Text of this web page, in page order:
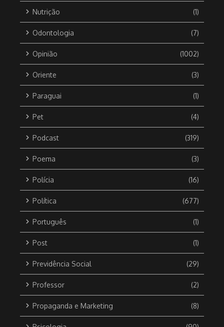
Nutrição (1)
Odontologia (7)
Opinião (1002)
Oriente (3)
Paraguai (1)
Pet (4)
Podcast (319)
Poema (3)
Polícia (16)
Política (677)
Português (1)
Post (1)
Previdência Social (29)
Professor (2)
Propaganda e Marketing (8)